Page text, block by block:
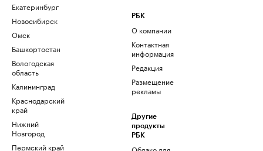
Екатеринбург
Новосибирск
Омск
Башкортостан
Вологодская
область
Калининград
Краснодарский
край
Нижний
Новгород
Пермский край
РБК
О компании
Контактная
информация
Редакция
Размещение
рекламы
Другие
продукты
РБК